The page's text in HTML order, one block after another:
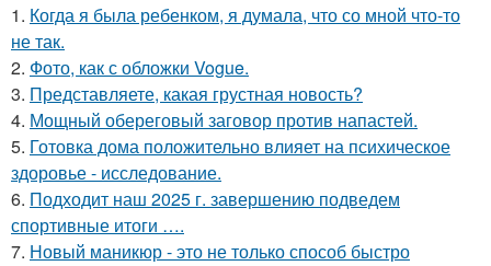
1. Когда я была ребенком, я думала, что со мной что-то
не так.
2. Фото, как с обложки Vogue.
3. Представляете, какая грустная новость?
4. Мощный обереговый заговор против напастей.
5. Готовка дома положительно влияет на психическое
здоровье - исследование.
6. Подходит наш 2025 г. завершению подведем
спортивные итоги ….
7. Новый маникюр - это не только способ быстро